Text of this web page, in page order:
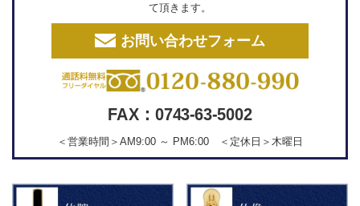
て頂きます。
お問い合わせフォーム
FAX：0743-63-5002
＜営業時間＞AM9:00 ～ PM6:00 ＜定休日＞木曜日